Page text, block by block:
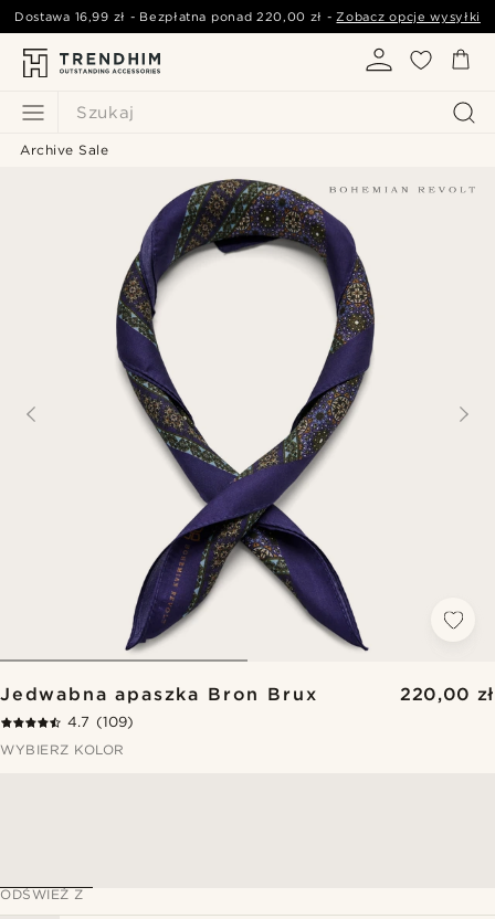
Szukaj
Dostawa 16,99 zł - Bezpłatna ponad220,00 zł -Zobacz opcje wysyłki
Archive Sale
Jedwabna apaszka Bron Brux 220,00 zł
4.7 (109)
WYBIERZ KOLOR
ODŚWIEŻ Z